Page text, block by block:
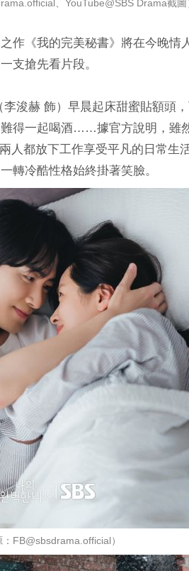
、YouTube@SBS Drama截圖
作《我的完美秘書》將在今晚情
支搶先看片段。
浚赫 飾）早晨起床甜蜜貼額頭
得一起喝酒……據官方說明，雖
人都放下工作享受平凡的日常生
轉冷酷性格始終掛著笑臉。
FB@sbsdrama.official）